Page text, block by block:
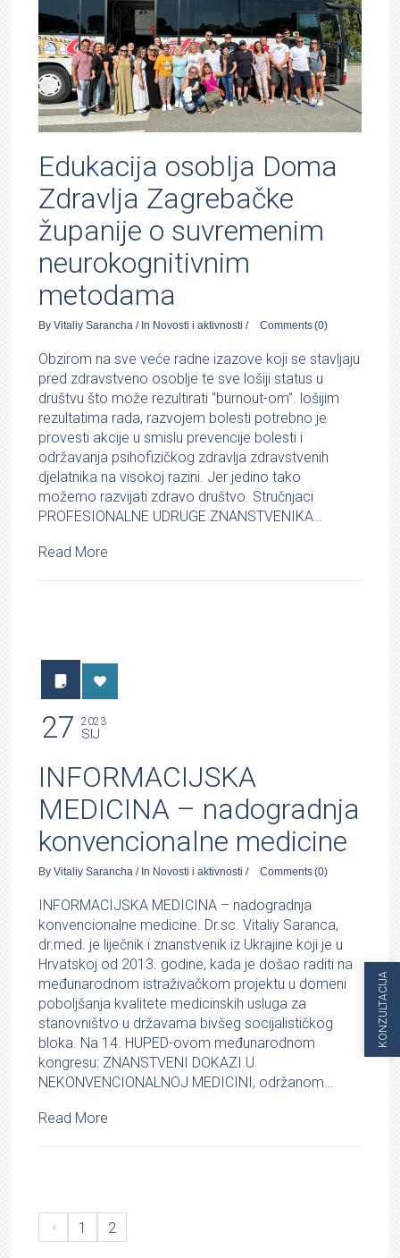
Edukacija osoblja Doma
Zdravlja Zagrebačke
županije o suvremenim
neurokognitivnim
metodama
ByVitaliy Sarancha / In Novosti i aktivnosti / Comments(0)
Obzirom na sve veće radne izazove koji se stavljaju
pred zdravstveno osoblje te sve lošiji status u
društvu što može rezultirati “burnout-om”. lošijim
rezultatima rada, razvojem bolesti potrebno je
provesti akcije u smislu prevencije bolesti i
održavanja psihofizičkog zdravlja zdravstvenih
djelatnika na visokoj razini. Jer jedino tako
možemo razvijati zdravo društvo. Stručnjaci
PROFESIONALNE UDRUGE ZNANSTVENIKA…
Read More
27 2023
SIJ
INFORMACIJSKA
MEDICINA – nadogradnja
konvencionalne medicine
ByVitaliy Sarancha / In Novosti i aktivnosti / Comments(0)
INFORMACIJSKA MEDICINA – nadogradnja
konvencionalne medicine. Dr.sc. Vitaliy Saranca,
dr.med. je liječnik i znanstvenik iz Ukrajine koji je u
Hrvatskoj od 2013. godine, kada je došao raditi na
međunarodnom istraživačkom projektu u domeni
poboljšanja kvalitete medicinskih usluga za
stanovništvo u državama bivšeg socijalističkog
bloka. Na 14. HUPED-ovom međunarodnom
kongresu: ZNANSTVENI DOKAZI U
NEKONVENCIONALNOJ MEDICINI, održanom…
Read More
1 2
KONZULTACIJA